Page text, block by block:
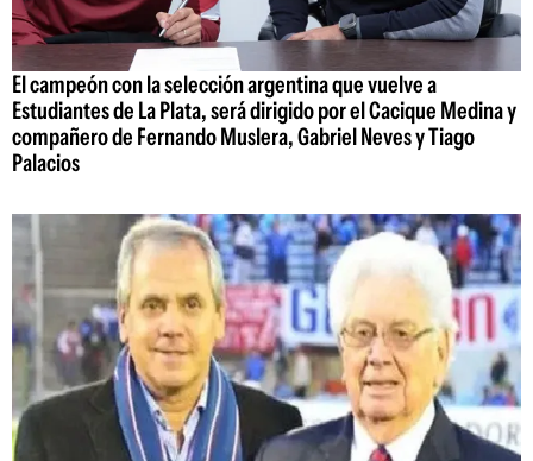
El campeón con la selección argentina que vuelve a
Estudiantes de La Plata, será dirigido por el Cacique Medina y
compañero de Fernando Muslera, Gabriel Neves y Tiago
Palacios